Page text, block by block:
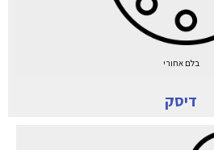
בלם אחורי
דיסק